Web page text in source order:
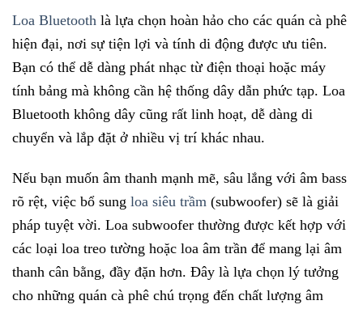
Loa Bluetooth là lựa chọn hoàn hảo cho các quán cà phê
hiện đại, nơi sự tiện lợi và tính di động được ưu tiên.
Bạn có thể dễ dàng phát nhạc từ điện thoại hoặc máy
tính bảng mà không cần hệ thống dây dẫn phức tạp. Loa
Bluetooth không dây cũng rất linh hoạt, dễ dàng di
chuyển và lắp đặt ở nhiều vị trí khác nhau.
Nếu bạn muốn âm thanh mạnh mẽ, sâu lắng với âm bass
rõ rệt, việc bổ sung loa siêu trầm (subwoofer) sẽ là giải
pháp tuyệt vời. Loa subwoofer thường được kết hợp với
các loại loa treo tường hoặc loa âm trần để mang lại âm
thanh cân bằng, đầy đặn hơn. Đây là lựa chọn lý tưởng
cho những quán cà phê chú trọng đến chất lượng âm